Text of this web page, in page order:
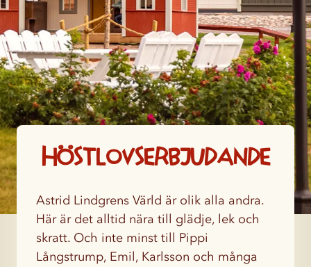
Höstlovserbjudande
Astrid Lindgrens Värld är olik alla andra.
Här är det alltid nära till glädje, lek och
skratt. Och inte minst till Pippi
Långstrump, Emil, Karlsson och många